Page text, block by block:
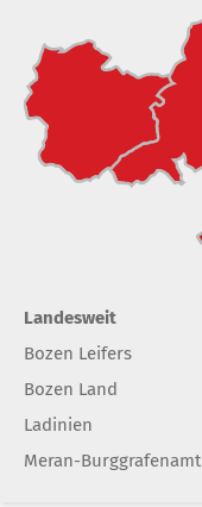
Landesweit
Bozen Leifers
Bozen Land
Ladinien
Meran-Burggrafenamt